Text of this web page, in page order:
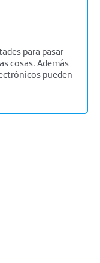
para pasar
cosas. Además
pueden